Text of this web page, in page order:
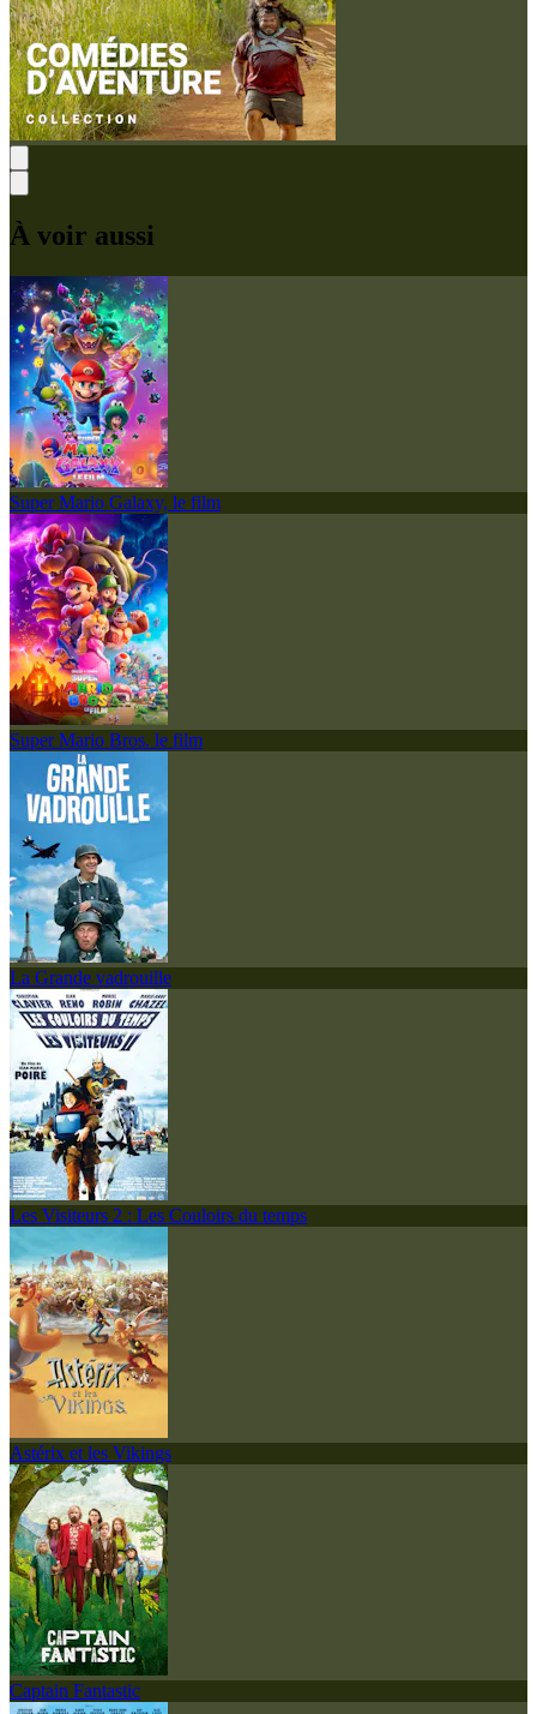
À voir aussi
Super Mario Galaxy, le film
Super Mario Bros. le film
La Grande vadrouille
Les Visiteurs 2 : Les Couloirs du temps
Astérix et les Vikings
Captain Fantastic